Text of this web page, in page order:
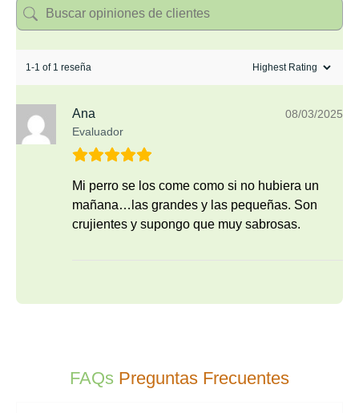
1-1 of 1 reseña
Ana
Evaluador
08/03/2025
Mi perro se los come como si no hubiera un
mañana…las grandes y las pequeñas. Son
crujientes y supongo que muy sabrosas.
FAQs Preguntas Frecuentes